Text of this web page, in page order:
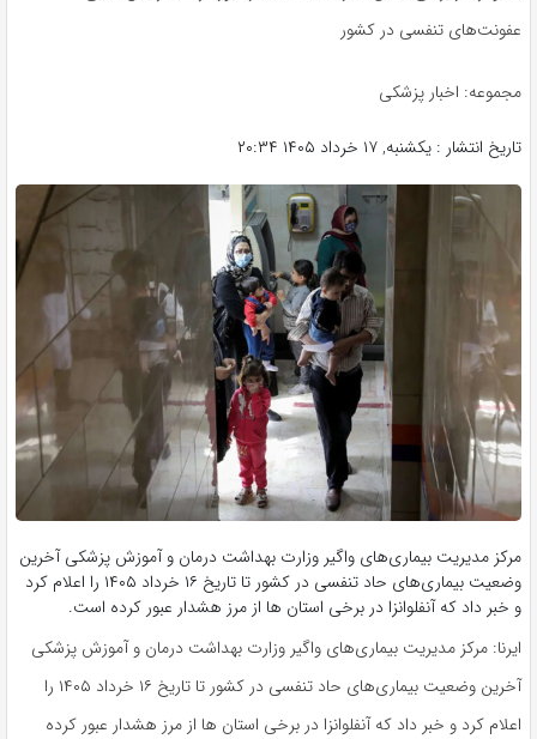
عفونت‌های تنفسی در کشور
مجموعه: اخبار پزشکی
تاریخ انتشار : یکشنبه, ۱۷ خرداد ۱۴۰۵ ۲۰:۳۴
مرکز مدیریت بیماری‌های واگیر وزارت بهداشت درمان و آموزش پزشکی آخرین
وضعیت بیماری‌های حاد تنفسی در کشور تا تاریخ ۱۶ خرداد ۱۴۰۵ را اعلام کرد
و خبر داد که آنفلوانزا در برخی استان ها از مرز هشدار عبور کرده است.
ایرنا: مرکز مدیریت بیماری‌های واگیر وزارت بهداشت درمان و آموزش پزشکی
آخرین وضعیت بیماری‌های حاد تنفسی در کشور تا تاریخ ۱۶ خرداد ۱۴۰۵ را
اعلام کرد و خبر داد که آنفلوانزا در برخی استان ها از مرز هشدار عبور کرده